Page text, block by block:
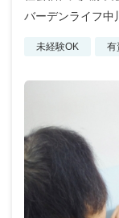
バーデンライフ中
未経験OK 有